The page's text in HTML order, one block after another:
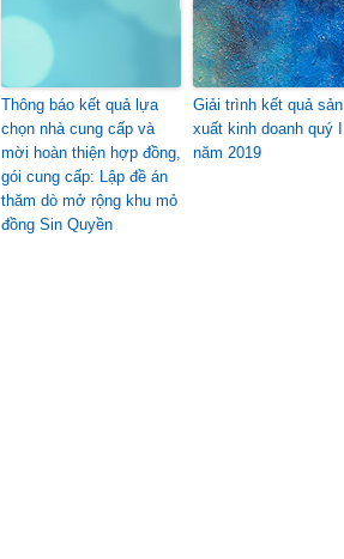
Thông báo kết quả lựa
chọn nhà cung cấp và
mời hoàn thiện hợp đồng,
gói cung cấp: Lập đề án
thăm dò mở rộng khu mỏ
đồng Sin Quyền
Giải trình kết quả sản
xuất kinh doanh quý I
năm 2019